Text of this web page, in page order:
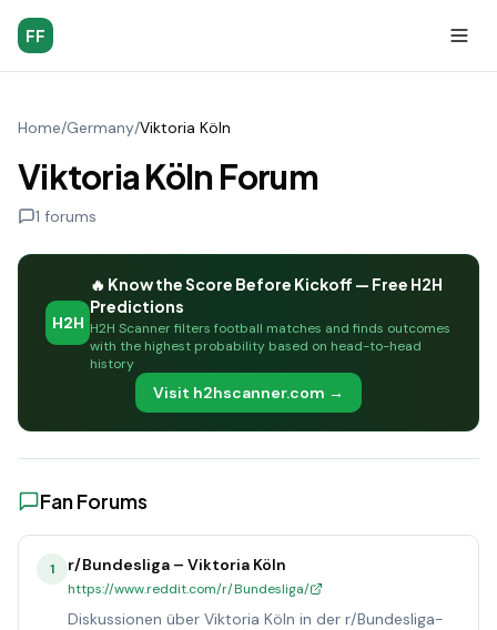
FF
Home/Germany/Viktoria Köln
Viktoria Köln Forum
1 forums
H2H
🔥 Know the Score Before Kickoff — Free H2H
Predictions
H2H Scanner filters football matches and finds outcomes
with the highest probability based on head-to-head
history
Visit h2hscanner.com →
Fan Forums
1 r/Bundesliga – Viktoria Köln
https://www.reddit.com/r/Bundesliga/
Diskussionen über Viktoria Köln in der r/Bundesliga-